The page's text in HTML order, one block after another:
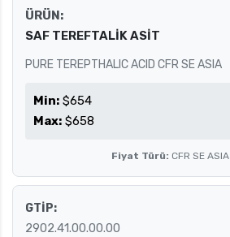
ÜRÜN:
SAF TEREFTALİK ASİT
PURE TEREPTHALIC ACID CFR SE ASIA
Min: $654
Max: $658
Fiyat Türü: CFR SE ASIA
GTİP:
2902.41.00.00.00